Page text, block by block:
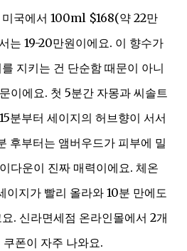
국에서 100ml $168(약 22만
는 19-20만원이에요. 이 향수가
지키는 건 단순함 때문이 아니
이에요. 첫 5분간 자몽과 씨솔트
분부터 세이지의 허브향이 서서
후부터는 앰버우드가 피부에 밀
다운이 진짜 매력이에요. 체온
이지가 빨리 올라와 10분 만에도
. 신라면세점 온라인몰에서 2개
폰이 자주 나와요.